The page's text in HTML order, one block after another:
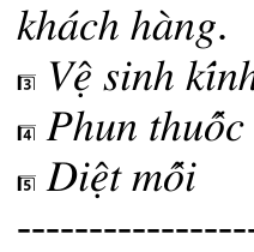
𝑘ℎ𝑎́𝑐ℎ ℎ𝑎̀𝑛𝑔.
𝑉𝑒̣̂ 𝑠𝑖𝑛ℎ
𝑃ℎ𝑢𝑛 𝑡ℎ𝑢𝑜̂́𝑐
𝐷𝑖𝑒̣̂𝑡 𝑚𝑜̂́𝑖